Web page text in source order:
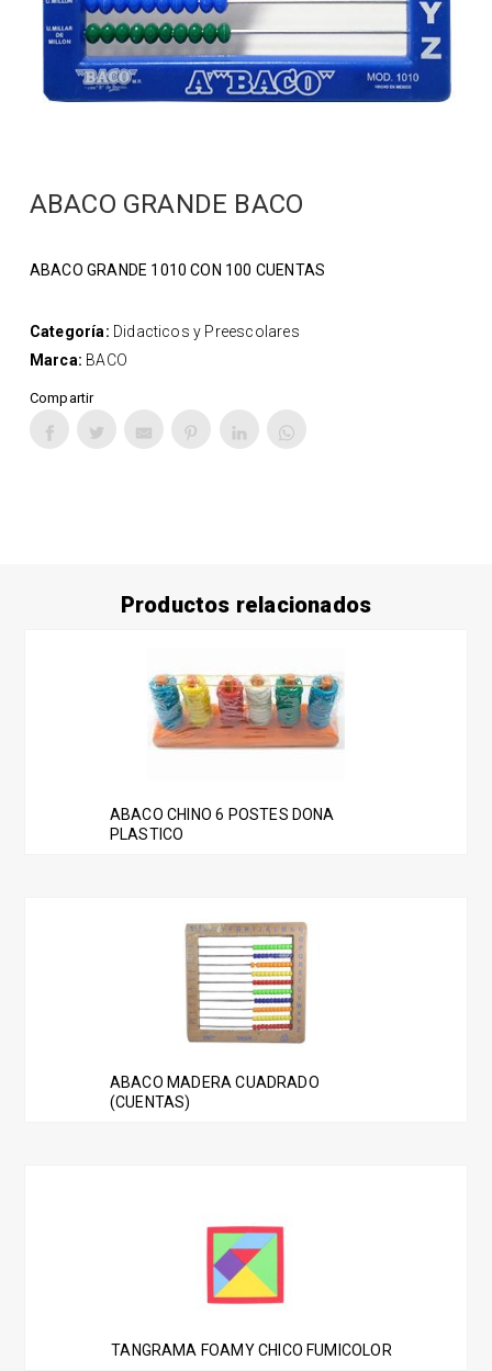
ABACO GRANDE BACO
ABACO GRANDE 1010 CON 100 CUENTAS
Categoría: Didacticos y Preescolares
Marca: BACO
Compartir
Productos relacionados
ABACO CHINO 6 POSTES DONA
PLASTICO
ABACO MADERA CUADRADO
(CUENTAS)
TANGRAMA FOAMY CHICO FUMICOLOR